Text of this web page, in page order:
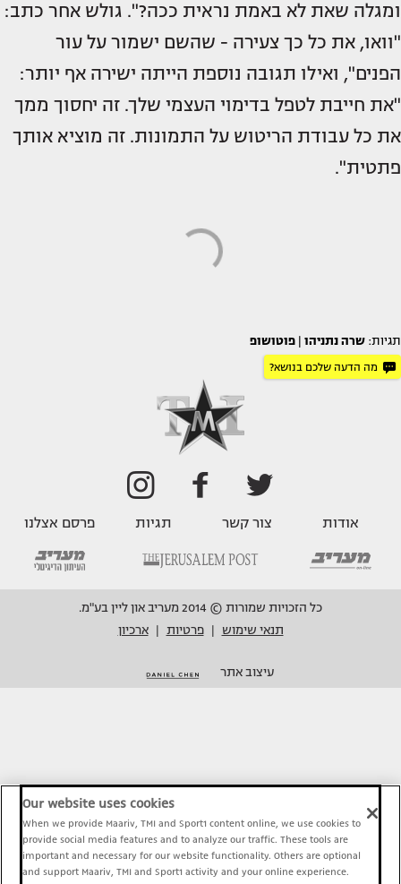
ומגלה שאת לא באמת נראית ככה?". גולש אחר כתב:
"וואו, את כל כך צעירה - שהשם ישמור על עור
הפנים", ואילו תגובה נוספת הייתה ישירה אף יותר:
"את חייבת לטפל בדימוי העצמי שלך. זה יחסוך ממך
את כל עבודת הריטוש על התמונות. זה מוציא אותך
פתטית".
תגיות: שרה נתניהו פוטושופ
מה הדעה שלכם בנושא?
אודות צור קשר תגיות פרסם אצלנו
כל הזכויות שמורות © 2014 מעריב און ליין בע"מ.
תנאי שימוש
פרטיות ארכיון
עיצוב אתר
Our website uses cookies
When we provide Maariv, TMI and Sport1 content online, we use cookies to
provide social media features and to analyze our traffic. These tools are
important and necessary for our website functionality. Others are optional
and support Maariv, TMI and Sport1 activity and your online experience.